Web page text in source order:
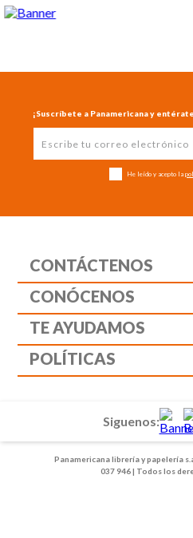
¡Suscríbete a Panamericana y
He leído y acepto la
CONTÁCTENOS
CONÓCENOS
TE AYUDAMOS
POLÍTICAS
Panamericana librería y papelería
037 946 | Todos los
Siguenos: